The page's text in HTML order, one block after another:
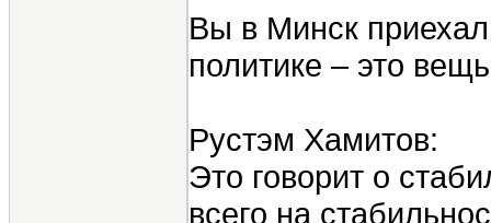
Вы в Минск
политике – это
Рустэм Хамитов:
Это говорит о
всего на